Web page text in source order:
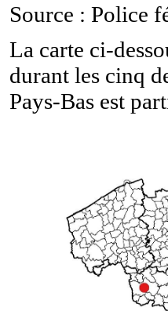
Source : Police
La carte ci-
durant les cinq
Pays-Bas est